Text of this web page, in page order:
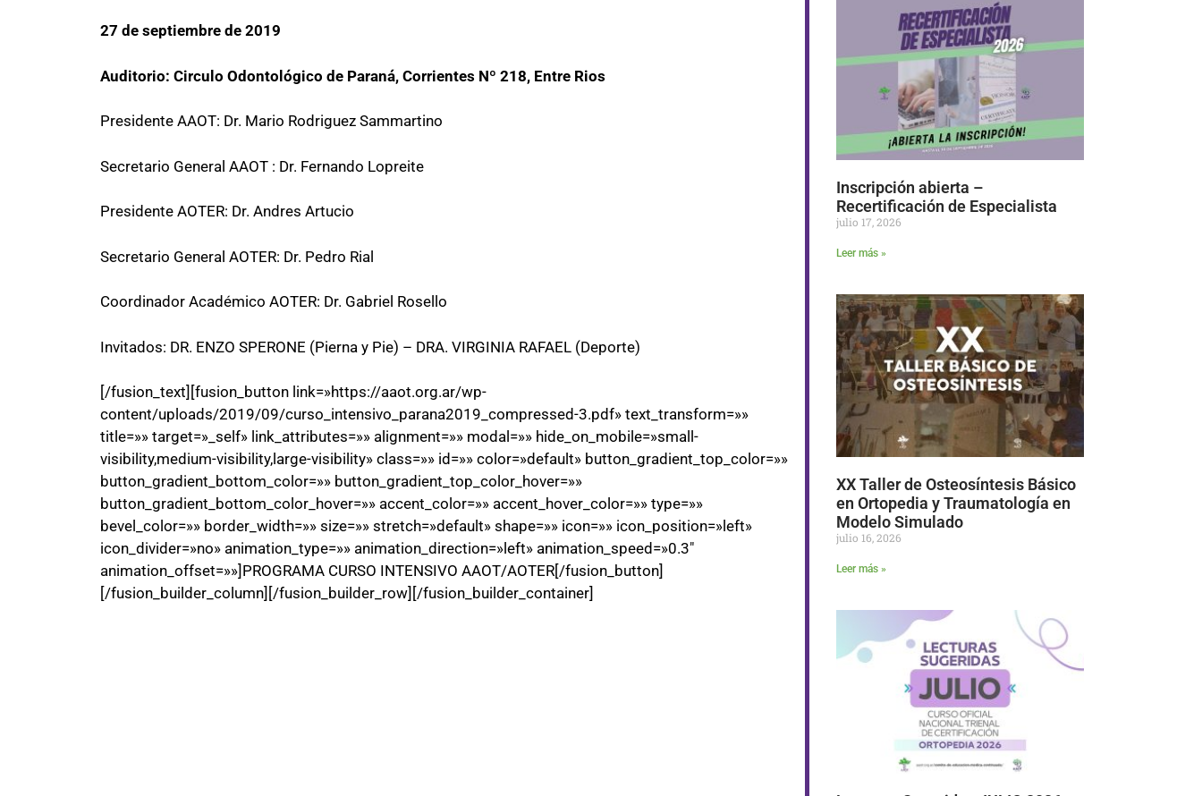
27 de septiembre de 2019
Auditorio: Circulo Odontológico de Paraná, Corrientes Nº 218, Entre Rios
Presidente AAOT: Dr. Mario Rodriguez Sammartino
Secretario General AAOT : Dr. Fernando Lopreite
Presidente AOTER: Dr. Andres Artucio
Secretario General AOTER: Dr. Pedro Rial
Coordinador Académico AOTER: Dr. Gabriel Rosello
Invitados: DR. ENZO SPERONE (Pierna y Pie) – DRA. VIRGINIA RAFAEL (Deporte)
[/fusion_text][fusion_button link=»https://aaot.org.ar/wp-
content/uploads/2019/09/curso_intensivo_parana2019_compressed-3.pdf» text_transform=»»
title=»» target=»_self» link_attributes=»» alignment=»» modal=»» hide_on_mobile=»small-
visibility,medium-visibility,large-visibility» class=»» id=»» color=»default» button_gradient_top_color=»»
button_gradient_bottom_color=»» button_gradient_top_color_hover=»»
button_gradient_bottom_color_hover=»» accent_color=»» accent_hover_color=»» type=»»
bevel_color=»» border_width=»» size=»» stretch=»default» shape=»» icon=»» icon_position=»left»
icon_divider=»no» animation_type=»» animation_direction=»left» animation_speed=»0.3″
animation_offset=»»]PROGRAMA CURSO INTENSIVO AAOT/AOTER[/fusion_button]
[/fusion_builder_column][/fusion_builder_row][/fusion_builder_container]
Inscripción abierta –
Recertificación de Especialista
julio 17, 2026
Leer más »
XX Taller de Osteosíntesis Básico
en Ortopedia y Traumatología en
Modelo Simulado
julio 16, 2026
Leer más »